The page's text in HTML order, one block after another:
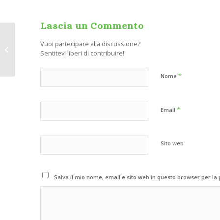
Lascia un Commento
Vuoi partecipare alla discussione?
Sentitevi liberi di contribuire!
Nome *
Email *
Sito web
Salva il mio nome, email e sito web in questo browser per
Minerali e miniere di
Val della Torre